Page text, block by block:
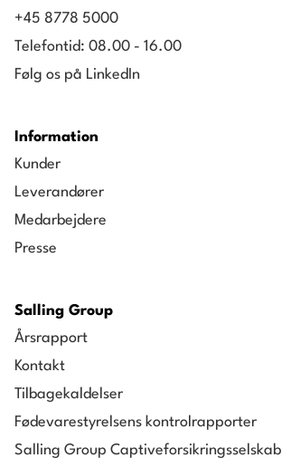
+45 8778 5000
Telefontid: 08.00 - 16.00
Følg os på LinkedIn
Information
Kunder
Leverandører
Medarbejdere
Presse
Salling Group
Årsrapport
Kontakt
Tilbagekaldelser
Fødevarestyrelsens kontrolrapporter
Salling Group Captiveforsikringsselskab